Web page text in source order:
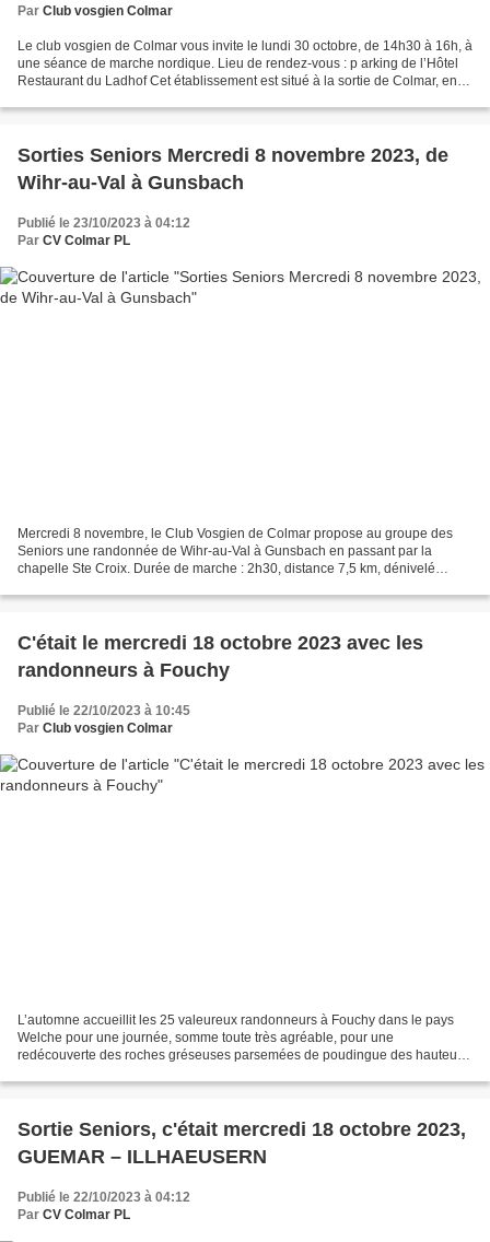
Par Club vosgien Colmar
Le club vosgien de Colmar vous invite le lundi 30 octobre, de 14h30 à 16h, à
une séance de marche nordique. Lieu de rendez-vous : p arking de l’Hôtel
Restaurant du Ladhof Cet établissement est situé à la sortie de Colmar, en
Sorties Seniors Mercredi 8 novembre 2023, de
Wihr-au-Val à Gunsbach
Publié le 23/10/2023 à 04:12
Par CV Colmar PL
Mercredi 8 novembre, le Club Vosgien de Colmar propose au groupe des
Seniors une randonnée de Wihr-au-Val à Gunsbach en passant par la
chapelle Ste Croix. Durée de marche : 2h30, distance 7,5 km, dénivelé
C'était le mercredi 18 octobre 2023 avec les
randonneurs à Fouchy
Publié le 22/10/2023 à 10:45
Par Club vosgien Colmar
L’automne accueillit les 25 valeureux randonneurs à Fouchy dans le pays
Welche pour une journée, somme toute très agréable, pour une
redécouverte des roches gréseuses parsemées de poudingue des hauteurs
Sortie Seniors, c'était mercredi 18 octobre 2023,
GUEMAR – ILLHAEUSERN
Publié le 22/10/2023 à 04:12
Par CV Colmar PL